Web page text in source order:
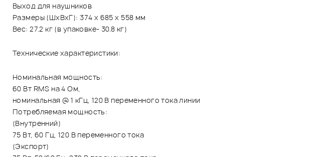
Выход для наушников
Размеры (ШхВхГ): 374 х 685 х 558 мм
Вес: 27.2 кг (в упаковке- 30.8 кг)
Технические характеристики:
Номинальная мощность:
60 Вт RMS на 4 Ом,
номинальная @ 1 кГц, 120 В переменного тока линии
Потребляемая мощность:
(Внутренний)
75 Вт, 60 Гц, 120 В переменного тока
(Экспорт)